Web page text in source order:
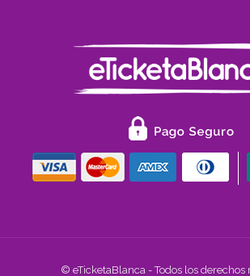
© eTicketaBlanca - Todos los derechos